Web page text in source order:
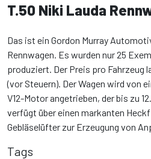
T.50 Niki Lauda
Das ist ein Gordon Murray
Rennwagen. Es wurden nur 25
produziert. Der Preis pro Fahrzeug
(vor Steuern). Der Wagen wird von
V12-Motor angetrieben, der bis zu
verfügt über einen markanten
Gebläselüfter zur Erzeugung von
Tags